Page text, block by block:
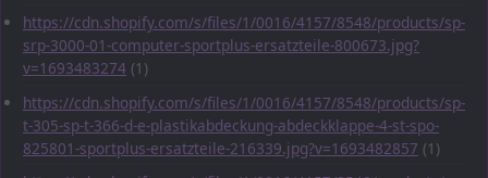
https://cdn.shopify.com/s/files/1/0016/4157/8548/products/sp-
srp-3000-01-computer-sportplus-ersatzteile-800673.jpg?
v=1693483274 (1)
https://cdn.shopify.com/s/files/1/0016/4157/8548/products/sp-
t-305-sp-t-366-d-e-plastikabdeckung-abdeckklappe-4-st-spo-
825801-sportplus-ersatzteile-216339.jpg?v=1693482857 (1)